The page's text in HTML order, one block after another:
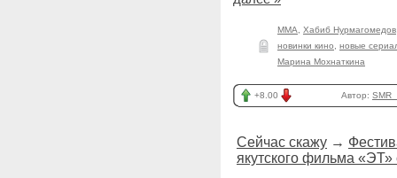
ММА Хабиб Нурмагомедов
новинки кино
новые
Марина Мохнаткина
+8.00 Автор:
Сейчас скажу →
якутского фильма